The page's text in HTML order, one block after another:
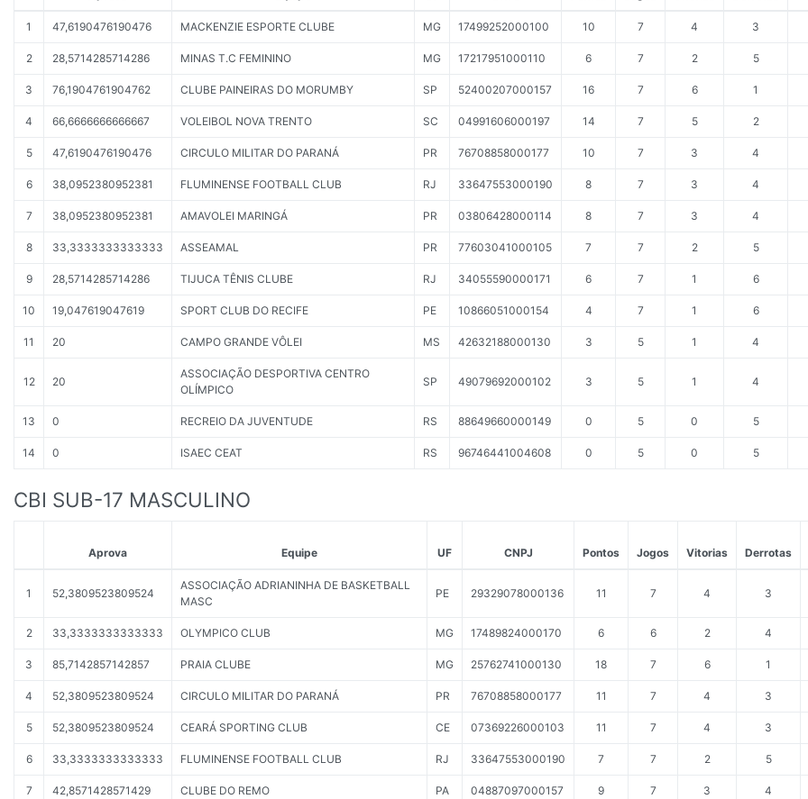
1 47,6190476190476 MACKENZIE ESPORTE CLUBE MG 17499252000100 10 7 4 3
2 28,5714285714286 MINAS T.C FEMININO MG 17217951000110 6 7 2 5
3 76,1904761904762 CLUBE PAINEIRAS DO MORUMBY SP 52400207000157 16 7 6 1
4 66,6666666666667 VOLEIBOL NOVA TRENTO SC 04991606000197 14 7 5 2
5 47,6190476190476 CIRCULO MILITAR DO PARANÁ PR 76708858000177 10 7 3 4
6 38,0952380952381 FLUMINENSE FOOTBALL CLUB RJ 33647553000190 8 7 3 4
7 38,0952380952381 AMAVOLEI MARINGÁ PR 03806428000114 8 7 3 4
8 33,3333333333333 ASSEAMAL PR 77603041000105 7 7 2 5
9 28,5714285714286 TIJUCA TÊNIS CLUBE RJ 34055590000171 6 7 1 6
10 19,047619047619 SPORT CLUB DO RECIFE PE 10866051000154 4 7 1 6
11 20 CAMPO GRANDE VÔLEI MS 42632188000130 3 5 1 4
12 20
ASSOCIAÇÃO DESPORTIVA CENTRO
OLÍMPICO
SP 49079692000102 3 5 1 4
13 0 RECREIO DA JUVENTUDE RS 88649660000149 0 5 0 5
14 0 ISAEC CEAT RS 96746441004608 0 5 0 5
CBI SUB-17 MASCULINO
Aprova Equipe UF CNPJ Pontos Jogos Vitorias Derrotas
1 52,3809523809524
ASSOCIAÇÃO ADRIANINHA DE BASKETBALL
MASC
PE 29329078000136 11 7 4 3
2 33,3333333333333 OLYMPICO CLUB MG 17489824000170 6 6 2 4
3 85,7142857142857 PRAIA CLUBE MG 25762741000130 18 7 6 1
4 52,3809523809524 CIRCULO MILITAR DO PARANÁ PR 76708858000177 11 7 4 3
5 52,3809523809524 CEARÁ SPORTING CLUB CE 07369226000103 11 7 4 3
6 33,3333333333333 FLUMINENSE FOOTBALL CLUB RJ 33647553000190 7 7 2 5
7 42,8571428571429 CLUBE DO REMO PA 04887097000157 9 7 3 4